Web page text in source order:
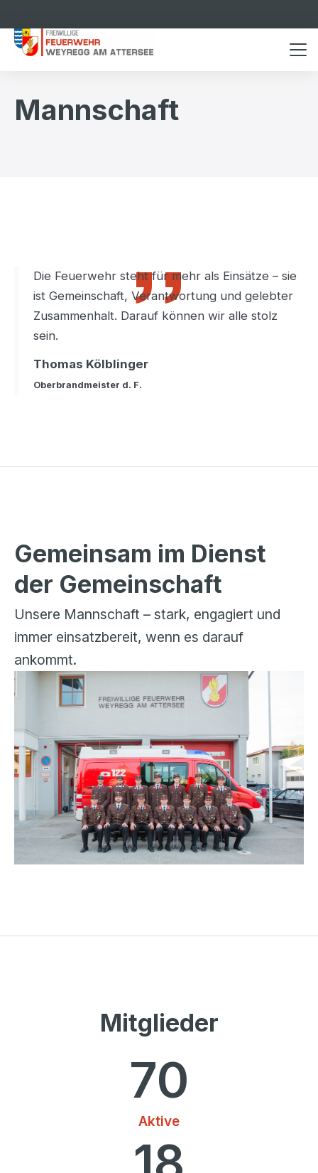
Mannschaft
,,
Die Feuerwehr steht für mehr als Einsätze – sie
ist Gemeinschaft, Verantwortung und gelebter
Zusammenhalt. Darauf können wir alle stolz
sein.
Thomas Kölblinger
Oberbrandmeister d. F.
Gemeinsam im Dienst
der Gemeinschaft
Unsere Mannschaft – stark, engagiert und
immer einsatzbereit, wenn es darauf
ankommt.
Mitglieder
Aktive
70